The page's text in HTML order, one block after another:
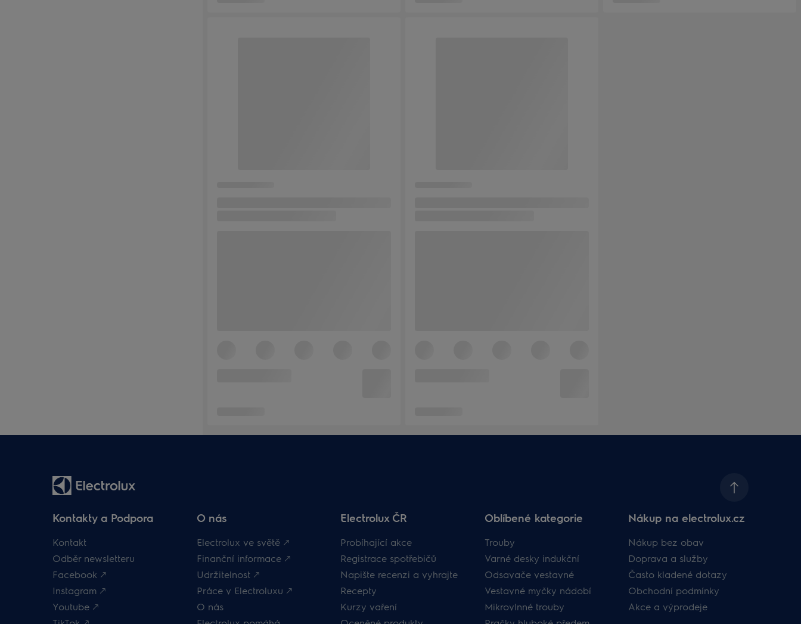
Kontakty a Podpora
Kontakt
Odběr newsletteru
Facebook 🡕
Instagram 🡕
Youtube 🡕
O nás
Electrolux ve světě 🡕
Finanční informace 🡕
Udržitelnost 🡕
Práce v Electroluxu 🡕
O nás
Electrolux ČR
Probíhající akce
Registrace spotřebičů
Napište recenzi a vyhrajte
Recepty
Kurzy vaření
Oblíbené kategorie
Trouby
Varné desky indukční
Odsavače vestavné
Vestavné myčky nádobí
Mikrovlnné trouby
Nákup na electrolux.cz
Nákup bez obav
Doprava a služby
Často kladené dotazy
Obchodní podmínky
Akce a výprodeje